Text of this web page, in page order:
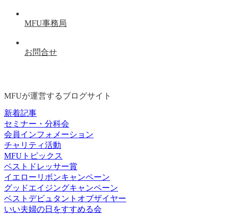
MFU事務局
お問合せ
MFUが運営するブログサイト
新着記事
セミナー・分科会
会員インフォメーション
チャリティ活動
MFUトピックス
ベストドレッサー賞
イエローリボンキャンペーン
グッドエイジングキャンペーン
ベストデビュタントオブザイヤー
いい夫婦の日をすすめる会